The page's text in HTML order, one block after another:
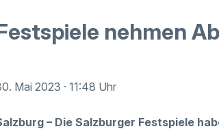
nehmen
Mai 2023 · 11:48 Uhr
– Die Salzburger Festspiele